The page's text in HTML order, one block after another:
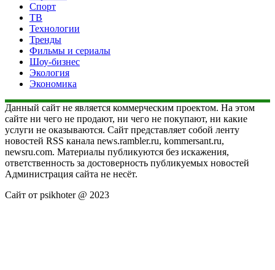
Спорт
ТВ
Технологии
Тренды
Фильмы и сериалы
Шоу-бизнес
Экология
Экономика
Данный сайт не является коммерческим проектом. На этом
сайте ни чего не продают, ни чего не покупают, ни какие
услуги не оказываются. Сайт представляет собой ленту
новостей RSS канала news.rambler.ru, kommersant.ru,
newsru.com. Материалы публикуются без искажения,
ответственность за достоверность публикуемых новостей
Администрация сайта не несёт.
Сайт от psikhoter @ 2023